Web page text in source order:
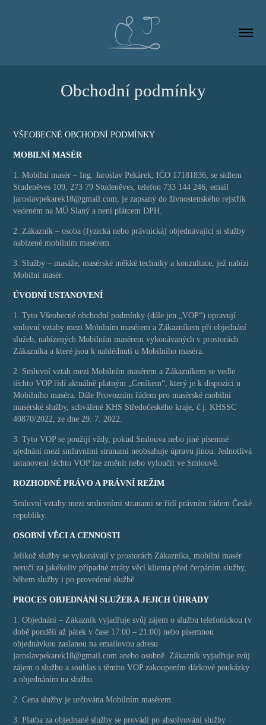
Obchodní podmínky
VŠEOBECNÉ OBCHODNÍ PODMÍNKY
MOBILNÍ MASÉR
1. Mobilní masér – Ing. Jaroslav Pekárek, IČO 17181836, se sídlem
Studeněves 109, 273 79 Studeněves, telefon 733 144 246, email
jaroslavpekarek18@gmail.com, je zapsaný do živnostenského rejstřík
vedeném na MÚ Slaný a není plátcem DPH.
2. Zákazník – osoba (fyzická nebo právnická) objednávající si služby
nabízené mobilním masérem.
3. Služby – masáže, masérské měkké techniky a konzultace, jež nabízí
Mobilní masér.
ÚVODNÍ USTANOVENÍ
1. Tyto Všeobecné obchodní podmínky (dále jen „VOP“) upravují
smluvní vztahy mezi Mobilním masérem a Zákazníkem při objednání
služeb, nabízených Mobilním masérem vykonávaných v prostorách
Zákazníka a které jsou k nahlédnutí u Mobilního maséra.
2. Smluvní vztah mezi Mobilním masérem a Zákazníkem se vedle
těchto VOP řídí aktuálně platným „Ceníkem“, který je k dispozici u
Mobilního maséra. Dále Provozním řádem pro masérské mobilní
masérské služby, schválené KHS Středočeského kraje, č.j. KHSSC
40870/2022, ze dne 29. 7. 2022.
3. Tyto VOP se použijí vždy, pokud Smlouva nebo jiné písemné
ujednání mezi smluvními stranami neobsahuje úpravu jinou. Jednotlivá
ustanovení těchto VOP lze změnit nebo vyloučit ve Smlouvě.
ROZHODNÉ PRÁVO A PRÁVNÍ REŽIM
Smluvní vztahy mezi smluvními stranami se řídí právním řádem České
republiky.
OSOBNÍ VĚCI A CENNOSTI
Jelikož služby se vykonávají v prostorách Zákazníka, mobilní masér
neručí za jakékoliv případné ztráty věcí klienta před čerpáním služby,
během služby i po provedené službě.
PROCES OBJEDNÁNÍ SLUŽEB A JEJICH ÚHRADY
1. Objednání – Zákazník vyjadřuje svůj zájem o službu telefonickou (v
době pondělí až pátek v čase 17:00 – 21:00) nebo písemnou
objednávkou zaslanou na emailovou adresu
jaroslavpekarek18@gmail.com anebo osobně. Zákazník vyjadřuje svůj
zájem o službu a souhlas s těmito VOP zakoupením dárkové poukázky
a objednáním na službu.
2. Cena služby je určována Mobilním masérem.
3. Platba za objednané služby se provádí po absolvování služby